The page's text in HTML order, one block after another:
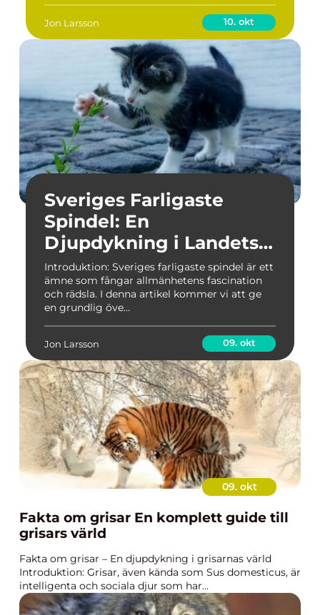
Jon Larsson 10. okt
Sveriges Farligaste
Spindel: En
Djupdykning i Landets
Giftigaste Arachnid
Introduktion: Sveriges farligaste spindel är ett
ämne som fångar allmänhetens fascination
och rädsla. I denna artikel kommer vi att ge
en grundlig öve...
Jon Larsson 09. okt
09. okt
Fakta om grisar En komplett guide till
grisars värld
Fakta om grisar – En djupdykning i grisarnas värld
Introduktion: Grisar, även kända som Sus domesticus, är
intelligenta och sociala djur som har...